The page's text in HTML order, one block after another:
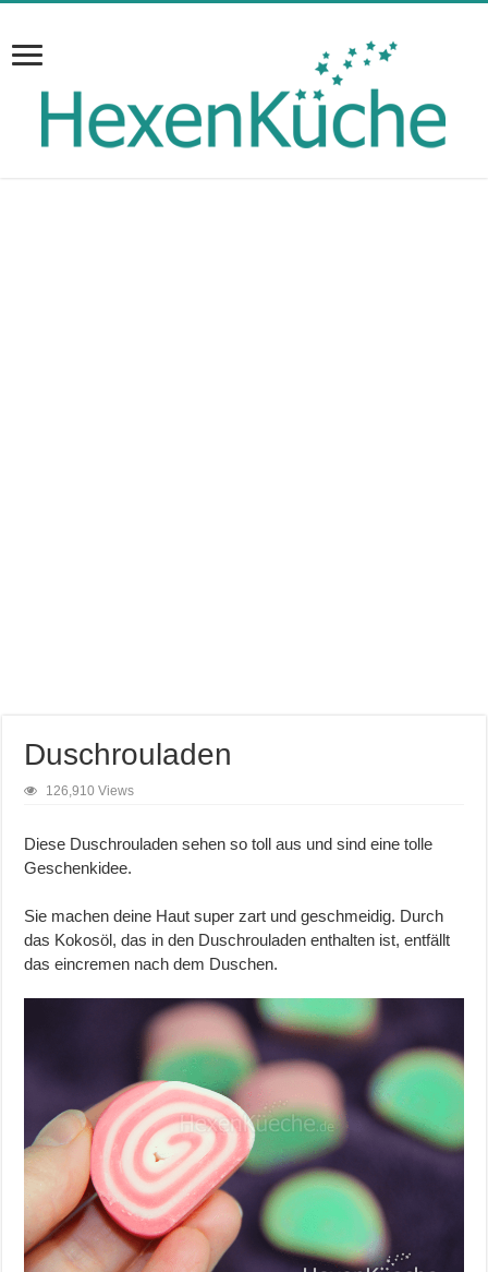
Duschrouladen
126,910 Views
Diese Duschrouladen sehen so toll aus und sind eine tolle
Geschenkidee.
Sie machen deine Haut super zart und geschmeidig. Durch
das Kokosöl, das in den Duschrouladen enthalten ist, entfällt
das eincremen nach dem Duschen.